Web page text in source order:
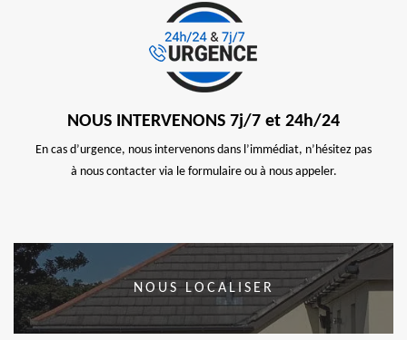
NOUS INTERVENONS 7j/7 et 24h/24
En cas d’urgence, nous intervenons dans l’immédiat, n’hésitez pas
à nous contacter via le formulaire ou à nous appeler.
NOUS LOCALISER